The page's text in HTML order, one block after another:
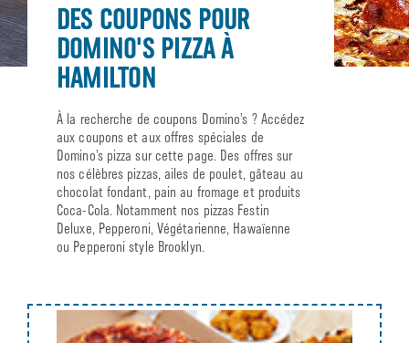
DES COUPONS POUR
DOMINO'S PIZZA À
HAMILTON
À la recherche de coupons Domino’s ? Accédez
aux coupons et aux offres spéciales de
Domino’s pizza sur cette page. Des offres sur
nos célèbres pizzas, ailes de poulet, gâteau au
chocolat fondant, pain au fromage et produits
Coca-Cola. Notamment nos pizzas Festin
Deluxe, Pepperoni, Végétarienne, Hawaïenne
ou Pepperoni style Brooklyn.